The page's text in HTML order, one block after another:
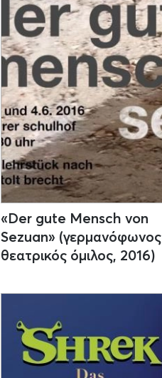
«Der gute Mensch von
Sezuan» (γερμανόφωνος
θεατρικός όμιλος, 2016)